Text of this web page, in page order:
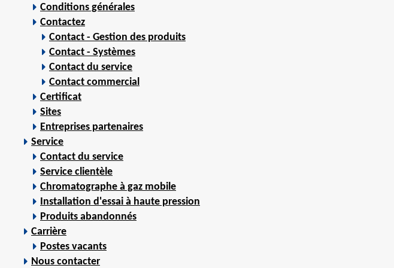
Conditions générales
Contactez
Contact - Gestion des produits
Contact - Systèmes
Contact du service
Contact commercial
Certificat
Sites
Entreprises partenaires
Service
Contact du service
Service clientèle
Chromatographe à gaz mobile
Installation d'essai à haute pression
Produits abandonnés
Carrière
Postes vacants
Nous contacter